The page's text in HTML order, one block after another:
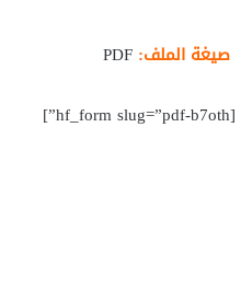
صيغة الملف:
[hf_form slug=”pdf-b7oth”]